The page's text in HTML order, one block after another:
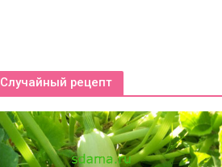
Случайный рецепт